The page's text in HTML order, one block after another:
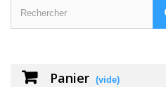
Panier (vide)